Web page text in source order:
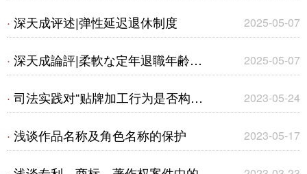
纠纷案件及建筑物火灾事故案件
· 深天成评述|弹性延迟退休制度 2025-05-07
· 深天成論評|柔軟な定年退職年齢の
引き上げ制度
2025-05-07
· 司法实践对“贴牌加工行为是否构成
商标侵权”的认定演变
2023-05-24
· 浅谈作品名称及角色名称的保护 2023-05-17